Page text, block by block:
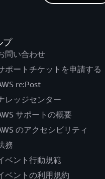
プ
問い合わせ
ポートチケットを申請する
re:Post
レッジセンター
サポートの概要
のアクセシビリティ
務
ベント行動規範
ベントの利用規約